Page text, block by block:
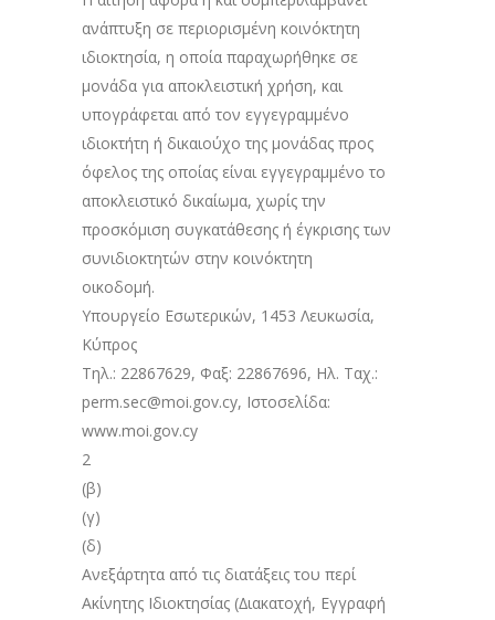
ανάπτυξη σε περιορισμένη κοινόκτητη
ιδιοκτησία, η οποία παραχωρήθηκε σε
μονάδα για αποκλειστική χρήση, και
υπογράφεται από τον εγγεγραμμένο
ιδιοκτήτη ή δικαιούχο της μονάδας προς
όφελος της οποίας είναι εγγεγραμμένο το
αποκλειστικό δικαίωμα, χωρίς την
προσκόμιση συγκατάθεσης ή έγκρισης των
συνιδιοκτητών στην κοινόκτητη
οικοδομή.
Υπουργείο Εσωτερικών, 1453 Λευκωσία,
Κύπρος
Τηλ.: 22867629, Φαξ: 22867696, Ηλ. Ταχ.:
perm.sec@moi.gov.cy, Ιστοσελίδα:
www.moi.gov.cy
2
(β)
(γ)
(δ)
Ανεξάρτητα από τις διατάξεις του περί
Ακίνητης Ιδιοκτησίας (∆ιακατοχή, Εγγραφή